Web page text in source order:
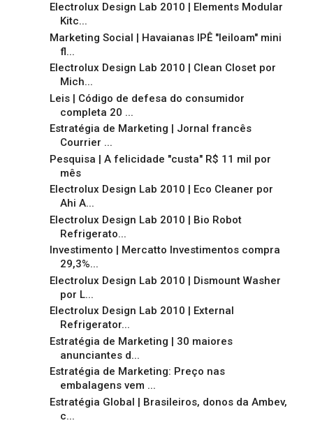
Electrolux Design Lab 2010 | Elements Modular
Kitc...
Marketing Social | Havaianas IPÊ "leiloam" mini
fl...
Electrolux Design Lab 2010 | Clean Closet por
Mich...
Leis | Código de defesa do consumidor
completa 20 ...
Estratégia de Marketing | Jornal francês
Courrier ...
Pesquisa | A felicidade "custa" R$ 11 mil por
mês
Electrolux Design Lab 2010 | Eco Cleaner por
Ahi A...
Electrolux Design Lab 2010 | Bio Robot
Refrigerato...
Investimento | Mercatto Investimentos compra
29,3%...
Electrolux Design Lab 2010 | Dismount Washer
por L...
Electrolux Design Lab 2010 | External
Refrigerator...
Estratégia de Marketing | 30 maiores
anunciantes d...
Estratégia de Marketing: Preço nas
embalagens vem ...
Estratégia Global | Brasileiros, donos da Ambev,
c...